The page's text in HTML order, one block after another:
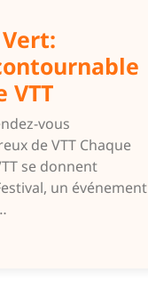
VTT
vous
de VTT Chaque
se donnent
un événement